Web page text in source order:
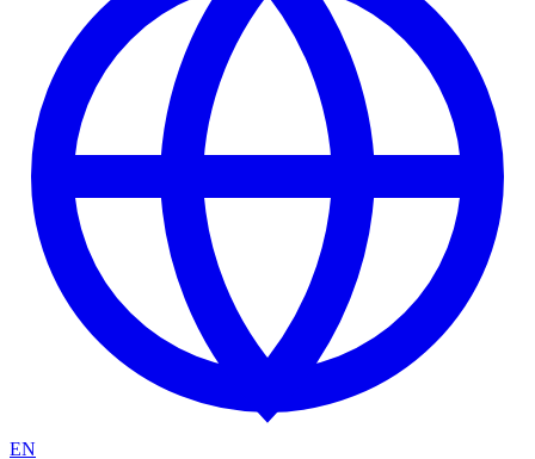
EN